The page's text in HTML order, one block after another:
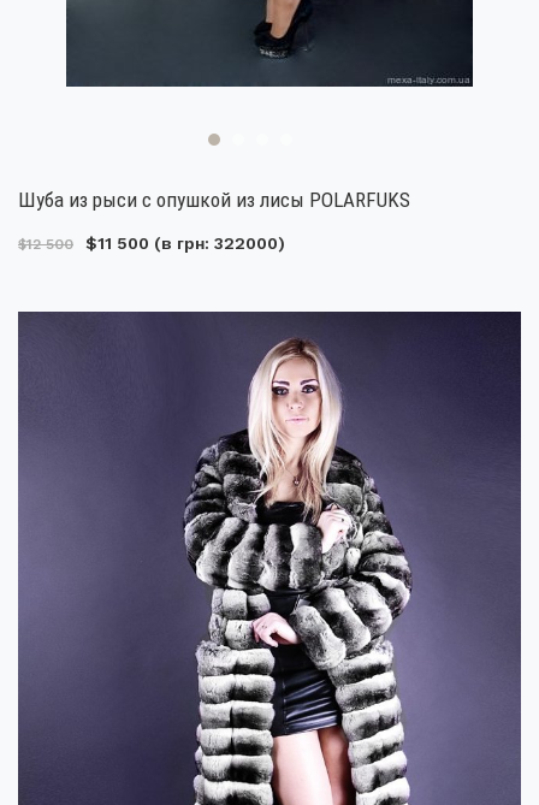
Шуба из рыси с опушкой из лисы POLARFUKS
$12 500 $11 500 (в грн: 322000)